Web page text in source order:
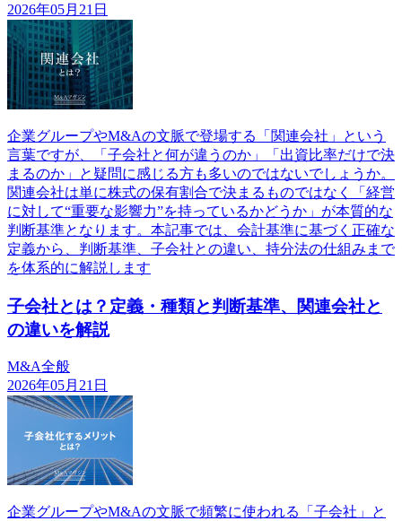
2026年05月21日
企業グループやM&Aの文脈で登場する「関連会社」という
言葉ですが、「子会社と何が違うのか」「出資比率だけで決
まるのか」と疑問に感じる方も多いのではないでしょうか。
関連会社は単に株式の保有割合で決まるものではなく「経営
に対して“重要な影響力”を持っているかどうか」が本質的な
判断基準となります。本記事では、会計基準に基づく正確な
定義から、判断基準、子会社との違い、持分法の仕組みまで
を体系的に解説します
子会社とは？定義・種類と判断基準、関連会社と
の違いを解説
M&A全般
2026年05月21日
企業グループやM&Aの文脈で頻繁に使われる「子会社」と